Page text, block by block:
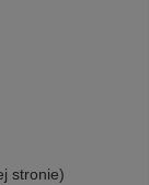
stronie)